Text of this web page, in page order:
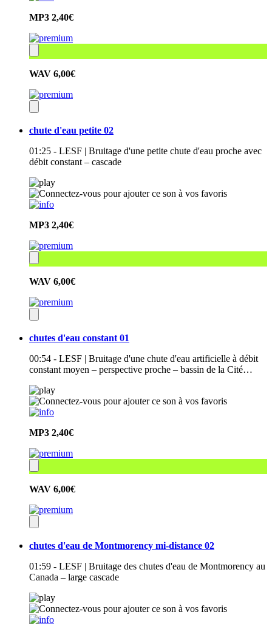
MP3 2,40€
WAV 6,00€
chute d'eau petite 02
01:25 - LESF | Bruitage d'une petite chute d'eau proche avec
débit constant – cascade
MP3 2,40€
WAV 6,00€
chutes d'eau constant 01
00:54 - LESF | Bruitage d'une chute d'eau artificielle à débit
constant moyen – perspective proche – bassin de la Cité…
MP3 2,40€
WAV 6,00€
chutes d'eau de Montmorency mi-distance 02
01:59 - LESF | Bruitage des chutes d'eau de Montmorency au
Canada – large cascade